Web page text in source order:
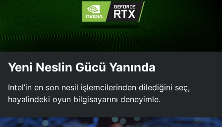
Yeni Neslin Gücü Yanında
Intel’in en son nesil işlemcilerinden dilediğini seç,
hayalindeki oyun bilgisayarını deneyimle.